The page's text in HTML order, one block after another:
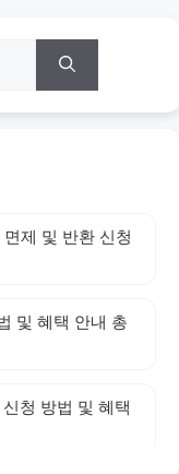
제 및 반환 신청
및 혜택 안내 총
청 방법 및 혜택